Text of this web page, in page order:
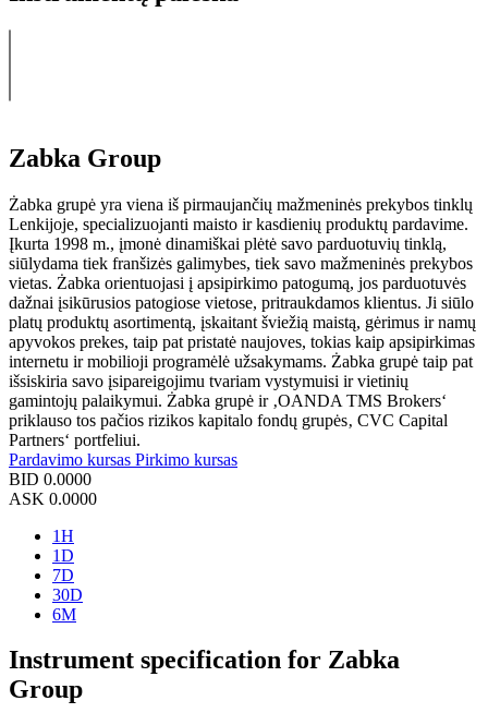
Zabka Group
Żabka grupė yra viena iš pirmaujančių mažmeninės prekybos tinklų
Lenkijoje, specializuojanti maisto ir kasdienių produktų pardavime.
Įkurta 1998 m., įmonė dinamiškai plėtė savo parduotuvių tinklą,
siūlydama tiek franšizės galimybes, tiek savo mažmeninės prekybos
vietas. Żabka orientuojasi į apsipirkimo patogumą, jos parduotuvės
dažnai įsikūrusios patogiose vietose, pritraukdamos klientus. Ji siūlo
platų produktų asortimentą, įskaitant šviežią maistą, gėrimus ir namų
apyvokos prekes, taip pat pristatė naujoves, tokias kaip apsipirkimas
internetu ir mobilioji programėlė užsakymams. Żabka grupė taip pat
išsiskiria savo įsipareigojimu tvariam vystymuisi ir vietinių
gamintojų palaikymui. Żabka grupė ir ‚OANDA TMS Brokers‘
priklauso tos pačios rizikos kapitalo fondų grupės‚ CVC Capital
Partners‘ portfeliui.
Pardavimo kursas Pirkimo kursas
BID 0.0000
ASK 0.0000
1H
1D
7D
30D
6M
Instrument specification for Zabka
Group